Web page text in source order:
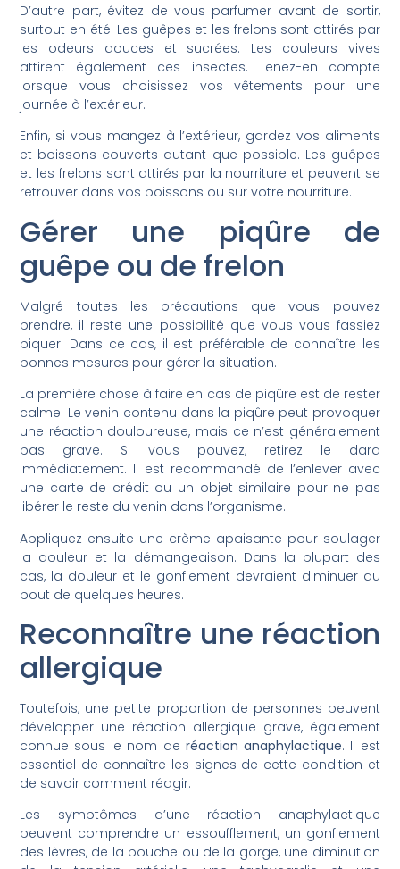
D’autre part, évitez de vous parfumer avant de sortir,
surtout en été. Les guêpes et les frelons sont attirés par
les odeurs douces et sucrées. Les couleurs vives
attirent également ces insectes. Tenez-en compte
lorsque vous choisissez vos vêtements pour une
journée à l’extérieur.
Enfin, si vous mangez à l’extérieur, gardez vos aliments
et boissons couverts autant que possible. Les guêpes
et les frelons sont attirés par la nourriture et peuvent se
retrouver dans vos boissons ou sur votre nourriture.
Gérer une piqûre de
guêpe ou de frelon
Malgré toutes les précautions que vous pouvez
prendre, il reste une possibilité que vous vous fassiez
piquer. Dans ce cas, il est préférable de connaître les
bonnes mesures pour gérer la situation.
La première chose à faire en cas de piqûre est de rester
calme. Le venin contenu dans la piqûre peut provoquer
une réaction douloureuse, mais ce n’est généralement
pas grave. Si vous pouvez, retirez le dard
immédiatement. Il est recommandé de l’enlever avec
une carte de crédit ou un objet similaire pour ne pas
libérer le reste du venin dans l’organisme.
Appliquez ensuite une crème apaisante pour soulager
la douleur et la démangeaison. Dans la plupart des
cas, la douleur et le gonflement devraient diminuer au
bout de quelques heures.
Reconnaître une réaction
allergique
Toutefois, une petite proportion de personnes peuvent
développer une réaction allergique grave, également
connue sous le nom de réaction anaphylactique. Il est
essentiel de connaître les signes de cette condition et
de savoir comment réagir.
Les symptômes d’une réaction anaphylactique
peuvent comprendre un essoufflement, un gonflement
des lèvres, de la bouche ou de la gorge, une diminution